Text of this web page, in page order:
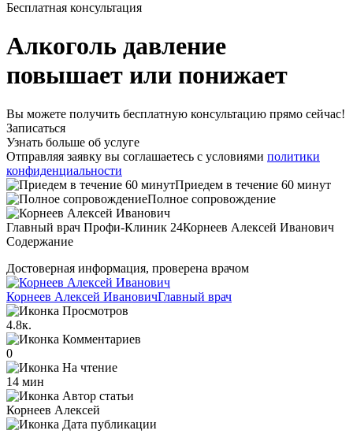
Бесплатная консультация
Алкоголь давление
повышает или понижает
Вы можете получить бесплатную консультацию прямо сейчас!
Записаться
Узнать больше об услуге
Отправляя заявку вы соглашаетесь с условиями политики
конфиденциальности
Приедем в течение 60 минут
Полное сопровождение
Главный врач Профи-Клиник 24Корнеев Алексей Иванович
Содержание
Достоверная информация, проверена врачом
Корнеев Алексей ИвановичГлавный врач
Просмотров
4.8к.
Комментариев
0
На чтение
14 мин
Автор статьи
Корнеев Алексей
Дата публикации